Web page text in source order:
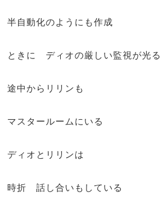
半自動化のようにも作成
ときに ディオの厳しい監視が光る
途中からリリンも
マスタールームにいる
ディオとリリンは
時折 話し合いもしている